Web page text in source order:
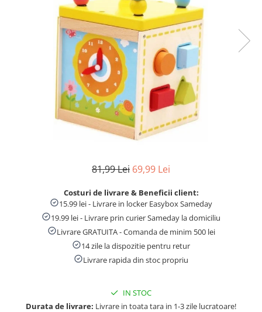
Tablite educative
81,99 Lei 69,99 Lei
Costuri de livrare & Beneficii client:
15.99 lei - Livrare in locker Easybox Sameday
19.99 lei - Livrare prin curier Sameday la domiciliu
Livrare GRATUITA - Comanda de minim 500 lei
14 zile la dispozitie pentru retur
Livrare rapida din stoc propriu
IN STOC
Durata de livrare: Livrare in toata tara in 1-3 zile lucratoare!